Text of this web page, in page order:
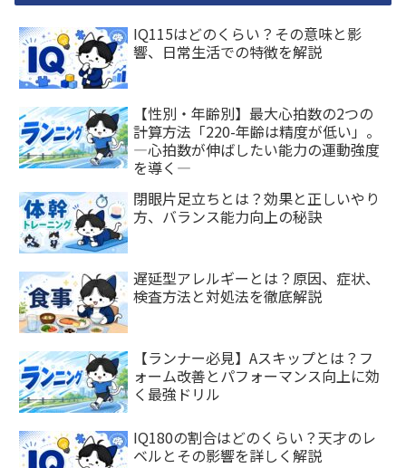
IQ115はどのくらい？その意味と影
響、日常生活での特徴を解説
【性別・年齢別】最大心拍数の2つの
計算方法「220-年齢は精度が低い」。
―心拍数が伸ばしたい能力の運動強度
を導く―
閉眼片足立ちとは？効果と正しいやり
方、バランス能力向上の秘訣
遅延型アレルギーとは？原因、症状、
検査方法と対処法を徹底解説
【ランナー必見】Aスキップとは？フ
ォーム改善とパフォーマンス向上に効
く最強ドリル
IQ180の割合はどのくらい？天才のレ
ベルとその影響を詳しく解説